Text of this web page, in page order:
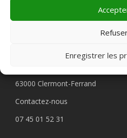
Enregistrer les
63000 Clermont-Ferrand
Contactez-nous
07 45 01 52 31